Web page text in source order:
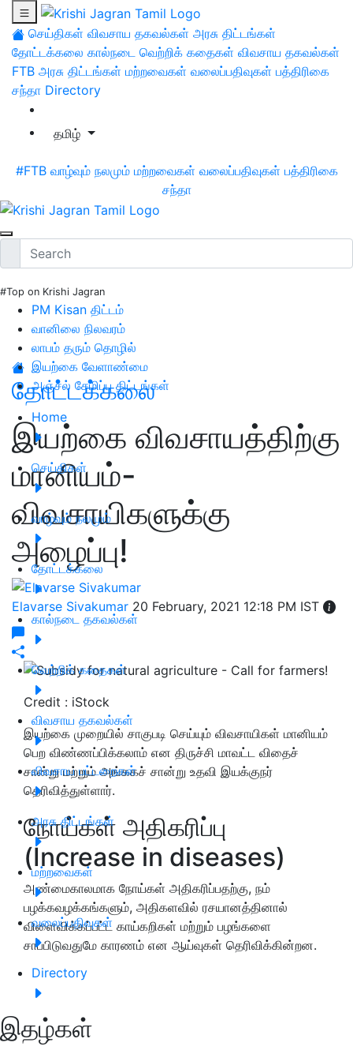
செய்திகள் விவசாய தகவல்கள் அரசு திட்டங்கள்
தோட்டக்கலை கால்நடை வெற்றிக் கதைகள் விவசாய தகவல்கள்
FTB அரசு திட்டங்கள் மற்றவைகள் வலைப்பதிவுகள் பத்திரிகை
சந்தா Directory
தமிழ்
#FTB வாழ்வும் நலமும் மற்றவைகள் வலைப்பதிவுகள் பத்திரிகை
சந்தா
#Top on Krishi Jagran
PM Kisan திட்டம்
வானிலை நிலவரம்
லாபம் தரும் தொழில்
இயற்கை வேளாண்மை
அஞ்சல் சேமிப்பு திட்டங்கள்
Home
செய்திகள்
வாழ்வும் நலமும்
தோட்டக்கலை
கால்நடை தகவல்கள்
வெற்றிக் கதைகள்
விவசாய தகவல்கள்
விவசாய பட்டறைகள்
அரசு திட்டங்கள்
மற்றவைகள்
வலைப்பதிவுகள்
Directory
இதழ்கள்
தோட்டக்கலை
இயற்கை விவசாயத்திற்கு
மானியம்-
விவசாயிகளுக்கு
அழைப்பு!
Elavarse Sivakumar 20 February, 2021 12:18 PM IST
Credit : iStock
இயற்கை முறையில் சாகுபடி செய்யும் விவசாயிகள் மானியம்
பெற விண்ணப்பிக்கலாம் என திருச்சி மாவட்ட விதைச்
சான்று மற்றும் அங்ககச் சான்று உதவி இயக்குநர்
தெரிவித்துள்ளார்.
நோய்கள் அதிகரிப்பு
(Increase in diseases)
அண்மைகாலமாக நோய்கள் அதிகரிப்பதற்கு, நம்
பழக்கவழக்கங்களும், அதிகளவில் ரசயானத்தினால்
விளைவிக்கப்பட்ட காய்கறிகள் மற்றும் பழங்களை
சாப்பிடுவதுமே காரணம் என ஆய்வுகள் தெரிவிக்கின்றன.